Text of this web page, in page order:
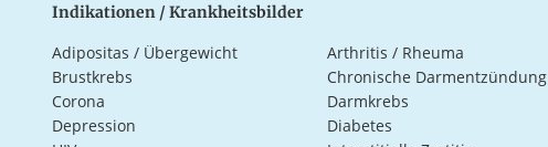
Indikationen / Krankheitsbilder
Adipositas / Übergewicht Arthritis / Rheuma
Brustkrebs
Chronische Darmentzündung
Corona
Darmkrebs
Depression
Diabetes